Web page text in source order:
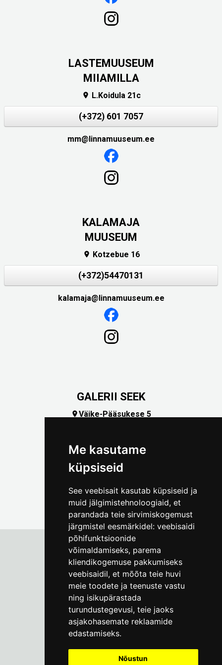
Me kasutame
küpsiseid
See veebisait kasutab küpsiseid ja
muid jälgimistehnoloogiaid, et
parandada teie sirvimiskogemust
järgmistel eesmärkidel: veebisaidi
põhifunktsioonide
võimaldamiseks, parema
kliendikogemuse pakkumiseks
veebisaidil, et mõõta teie huvi
meie toodete ja teenuste vastu
ning isikupärastada
turundustegevusi, teie jaoks
asjakohasemate reklaamide
edastamiseks.
Nõustun
LASTEMUUSEUM
MIIAMILLA
 L.Koidula 21c
(+372) 601 7057
mm@linnamuuseum.ee
KALAMAJA
MUUSEUM
 Kotzebue 16
(+372)54470131
kalamaja@linnamuuseum.ee
GALERII SEEK
Väike-Pääsukese 5
Tallinna Linnamuuseum
Vene 17
E-R kell 9-17(+372) 610 4178
info@linnamuuseum.ee
Küpsisepoliitika